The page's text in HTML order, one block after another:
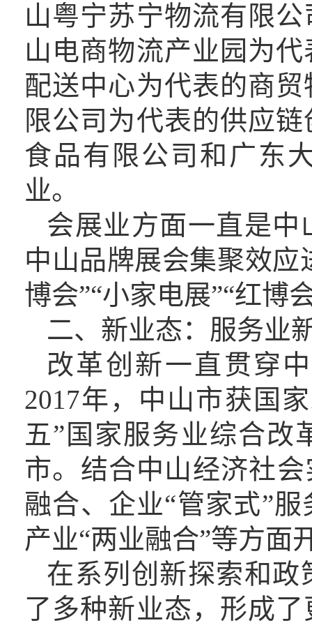
山粤宁苏宁物流有限
山电商物流产业园为
配送中心为代表的商
限公司为代表的供应
食品有限公司和广东
业。
会展业方面一直是
中山品牌展会集聚效
博会”“小家电展”“红博
二、 新业态：服务业
改革创新一直贯穿
2017年 ， 中山市获 国
五”国家服务业综合改
市。 结合中山经济社会
融合、企业“管家式”
产业“两业融合”等方面
在系列创新探索和政
了多种新业态， 形成了